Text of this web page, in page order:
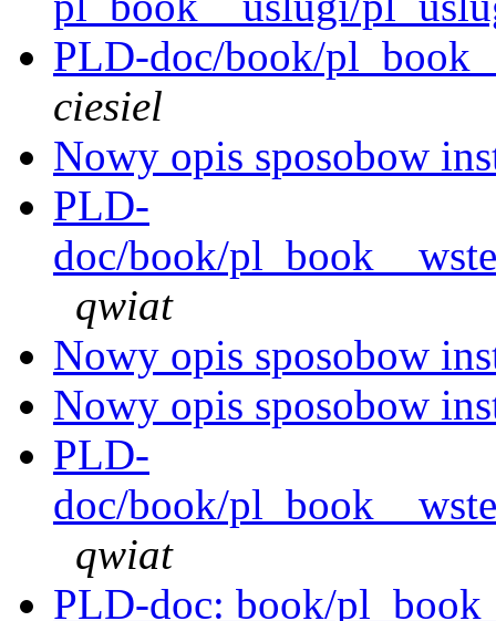
PLD-doc/book/
ciesiel
Nowy opis sposobow
PLD-
doc/book/
qwiat
Nowy opis sposobow
Nowy opis sposobow
PLD-
doc/book/
qwiat
PLD-doc: book/